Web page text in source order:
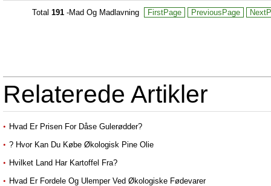
Total 191-Mad Og Madlavning FirstPage PreviousPage
Relaterede Artikler
Hvad Er Prisen For Dåse Gulerødder?
? Hvor Kan Du Købe Økologisk Pine Olie
Hvilket Land Har Kartoffel Fra?
Hvad Er Fordele Og Ulemper Ved Økologiske Fødevarer